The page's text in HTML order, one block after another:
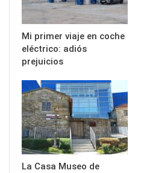
Mi primer viaje en coche
eléctrico: adiós
prejuicios
La Casa Museo de